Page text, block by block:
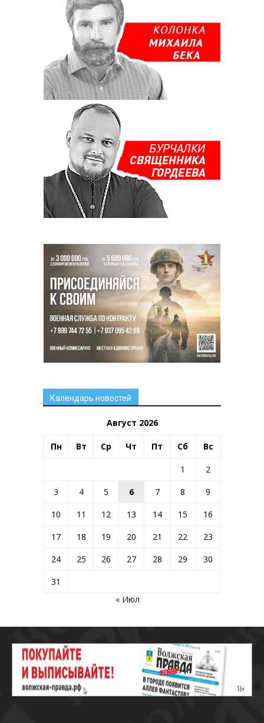
Календарь новостей
Август 2026
Пн Вт Ср Чт Пт Сб Вс
1
2
3
4 5 6 7 8
9
10
11 12 13 14 15
16
17
18 19 20 21 22
23
24
25 26 27 28 29
30
31
« Июл